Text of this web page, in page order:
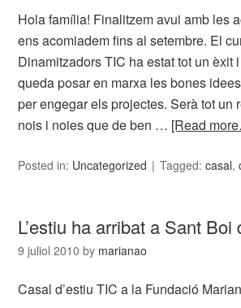
Hola família! Finalitzem avui amb les
ens acomiadem fins al setembre. El
Dinamitzadors TIC ha estat tot un èxit
queda posar en marxa les bones
per engegar els projectes. Serà tot un
nois i noies que de ben … [Read
Posted in: Uncategorized Tagged:casal,
L’estiu ha arribat a Sant Boi
9 juliol 2010 by marianao
Casal d’estiu TIC a la Fundació